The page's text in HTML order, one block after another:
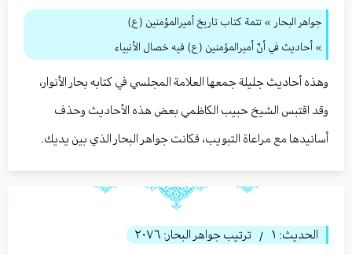
جواهر البحار » تتمة كتاب تاريخ أميرالمؤمنين (ع)
» أحاديث في أنّ أميرالمؤمنين (ع) فيه خصال الأنبياء
وهذه أحاديث جليلة جمعها العلامة المجلسي في كتابه بحار الأنوار،
وقد اقتبس الشيخ حبيب الكاظمي بعض هذه الأحاديث وحذف
أسانيدها مع مراعاة التبويب، فكانت جواهر البحار الذي بين يديك.
الحديث: ١ / ترتيب جواهر البحار: ٢٠٧٦